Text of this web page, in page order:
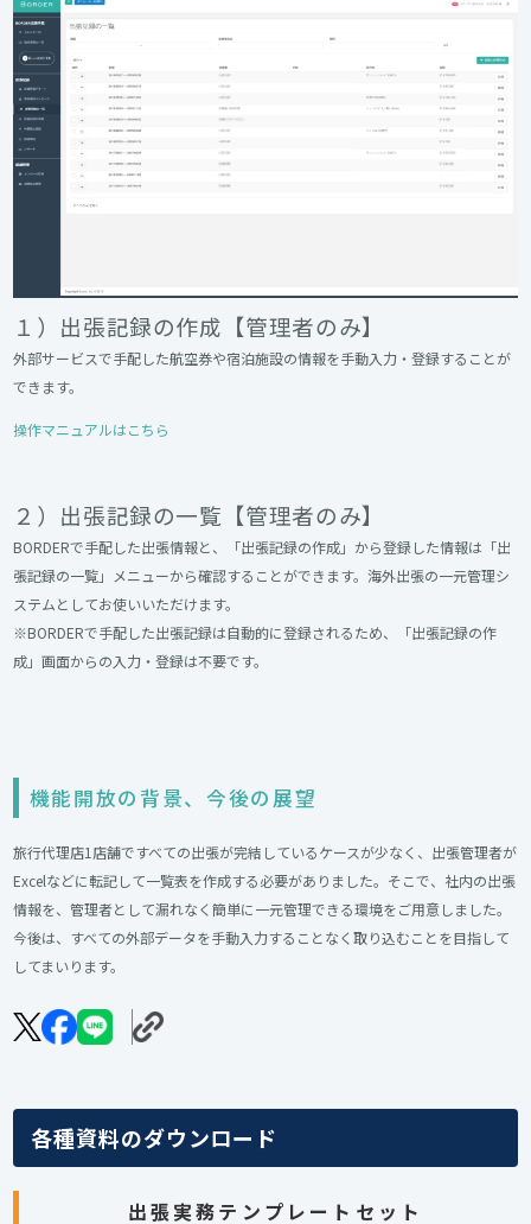
１）出張記録の作成【管理者のみ】
外部サービスで手配した航空券や宿泊施設の情報を手動入力・登録することが
できます。
操作マニュアルはこちら
２）出張記録の一覧【管理者のみ】
BORDERで手配した出張情報と、「出張記録の作成」から登録した情報は「出
張記録の一覧」メニューから確認することができます。海外出張の一元管理シ
ステムとしてお使いいただけます。
※BORDERで手配した出張記録は自動的に登録されるため、「出張記録の作
成」画面からの入力・登録は不要です。
機能開放の背景、今後の展望
旅行代理店1店舗ですべての出張が完結しているケースが少なく、出張管理者が
Excelなどに転記して一覧表を作成する必要がありました。そこで、社内の出張
情報を、管理者として漏れなく簡単に一元管理できる環境をご用意しました。
今後は、すべての外部データを手動入力することなく取り込むことを目指して
してまいります。
各種資料のダウンロード
出張実務テンプレートセット